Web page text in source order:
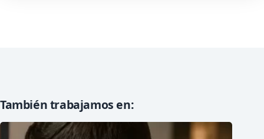
También trabajamos en: